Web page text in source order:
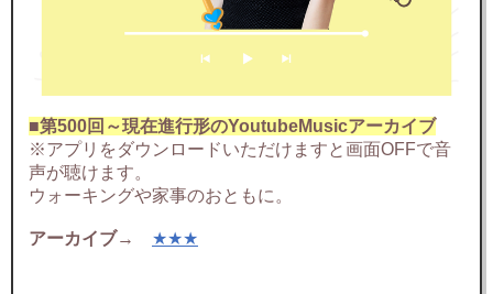
■第500回～現在進行形のYoutubeMusicアーカイブ
※アプリをダウンロードいただけますと画面OFFで音
声が聴けます。
ウォーキングや家事のおともに。
アーカイブ→ ★★★